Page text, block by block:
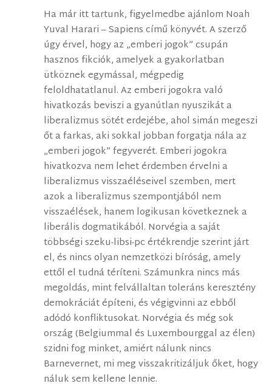
Ha már itt tartunk, figyelmedbe ajánlom Noah
Yuval Harari – Sapiens című könyvét. A szerző
úgy érvel, hogy az „emberi jogok” csupán
hasznos fikciók, amelyek a gyakorlatban
ütköznek egymással, mégpedig
feloldhatatlanul. Az emberi jogokra való
hivatkozás beviszi a gyanútlan nyuszikát a
liberalizmus sötét erdejébe, ahol simán megeszi
őt a farkas, aki sokkal jobban forgatja nála az
„emberi jogok” fegyverét. Emberi jogokra
hivatkozva nem lehet érdemben érvelni a
liberalizmus visszaéléseivel szemben, mert
azok a liberalizmus szempontjából nem
visszaélések, hanem logikusan következnek a
liberális dogmatikából. Norvégia a saját
többségi szeku-libsi-pc értékrendje szerint járt
el, és nincs olyan nemzetközi bíróság, amely
ettől el tudná téríteni. Számunkra nincs más
megoldás, mint felvállaltan toleráns keresztény
demokráciát építeni, és végigvinni az ebből
adódó konfliktusokat. Norvégia és még sok
ország (Belgiummal és Luxembourggal az élen)
szidni fog minket, amiért nálunk nincs
Barnevernet, mi meg visszakritizáljuk őket, hogy
náluk sem kellene lennie.